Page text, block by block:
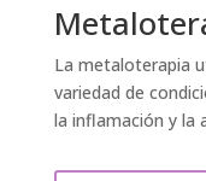
La metaloterapia
variedad de
la inflamación y la